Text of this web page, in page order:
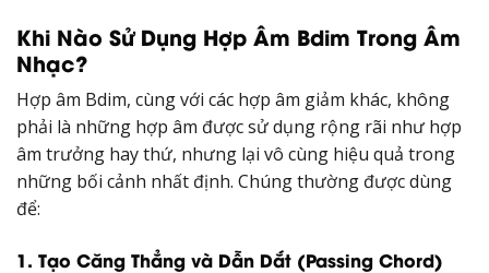
Khi Nào Sử Dụng Hợp Âm Bdim Trong Âm
Nhạc?
Hợp âm Bdim, cùng với các hợp âm giảm khác, không
phải là những hợp âm được sử dụng rộng rãi như hợp
âm trưởng hay thứ, nhưng lại vô cùng hiệu quả trong
những bối cảnh nhất định. Chúng thường được dùng
để:
1. Tạo Căng Thẳng và Dẫn Dắt (Passing Chord)